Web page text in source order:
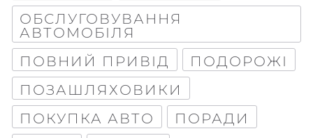
ОБСЛУГОВУВАННЯ
АВТОМОБІЛЯ
ПОВНИЙ ПРИВІД
ПОДОРОЖІ
ПОЗАШЛЯХОВИКИ
ПОКУПКА АВТО
ПОРАДИ